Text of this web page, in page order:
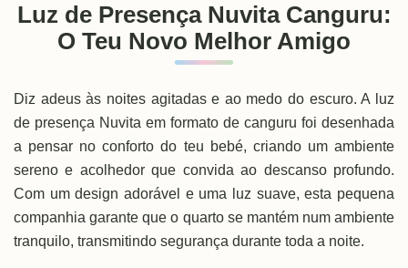
Luz de Presença Nuvita Canguru:
O Teu Novo Melhor Amigo
Diz adeus às noites agitadas e ao medo do escuro. A luz
de presença Nuvita em formato de canguru foi desenhada
a pensar no conforto do teu bebé, criando um ambiente
sereno e acolhedor que convida ao descanso profundo.
Com um design adorável e uma luz suave, esta pequena
companhia garante que o quarto se mantém num ambiente
tranquilo, transmitindo segurança durante toda a noite.